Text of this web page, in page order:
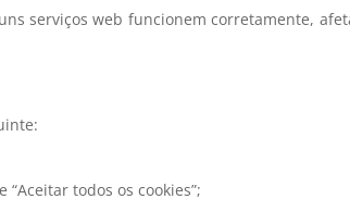
serviços web funcionem corretamente,
todos os cookies”;